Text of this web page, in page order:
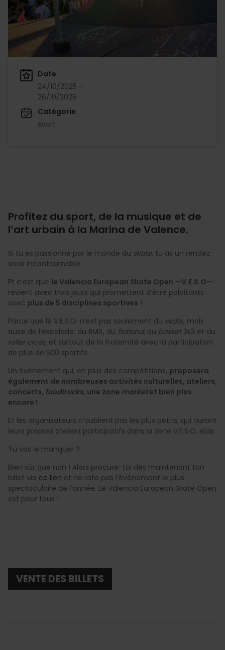
Date
24/10/2025 -
26/10/2025
Catégorie
sport
Profitez du sport, de la musique et de
l’art urbain à la Marina de Valence.
Si tu es passionné par le monde du skate, tu as un rendez-
vous incontournable
Et c’est que le Valencia European Skate Open —V.E.S.O—
revient avec trois jours qui promettent d’être palpitants
avec plus de 5 disciplines sportives !
Parce que le V.E.S.O. n’est pas seulement du skate, mais
aussi de l’escalade, du BMX, du flatland, du basket3x3 et du
roller cross, et surtout de la fraternité avec la participation
de plus de 500 sportifs.
Un événement qui, en plus des compétitions, proposera
également de nombreuses activités culturelles, ateliers,
concerts, foodtrucks, une zone marketet bien plus
encore !
Et les organisateurs n’oublient pas les plus petits, qui auront
leurs propres ateliers participatifs dans la zone V.E.S.O. Kids.
Tu vas le manquer ?
Bien sûr que non ! Alors procure-toi dès maintenant ton
billet via ce lien et ne rate pas l’événement le plus
spectaculaire de l’année. Le Valencia European Skate Open
est pour tous !
VENTE DES BILLETS